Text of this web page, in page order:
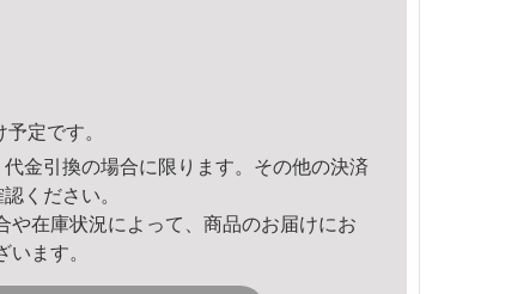
定です。
金引換の場合に限ります。その他の決済
ください。
在庫状況によって、商品のお届けにお
ます。